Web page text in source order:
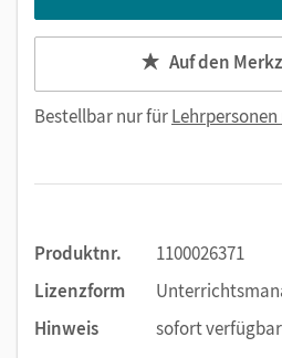
Auf den
Bestellbar nur für
Produktnr.
1100026371
Lizenzform
Hinweis
sofort verfügbar